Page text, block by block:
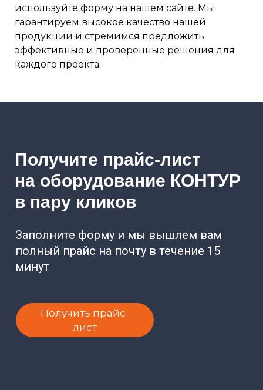
используйте форму на нашем сайте. Мы
гарантируем высокое качество нашей
продукции и стремимся предложить
эффективные и проверенные решения для
каждого проекта.
Получить прайс-
лист
Заполните форму и мы вышлем вам
полный прайс на почту в течение 15
минут
Получите прайс-лист
на оборудование КОНТУР
в пару кликов